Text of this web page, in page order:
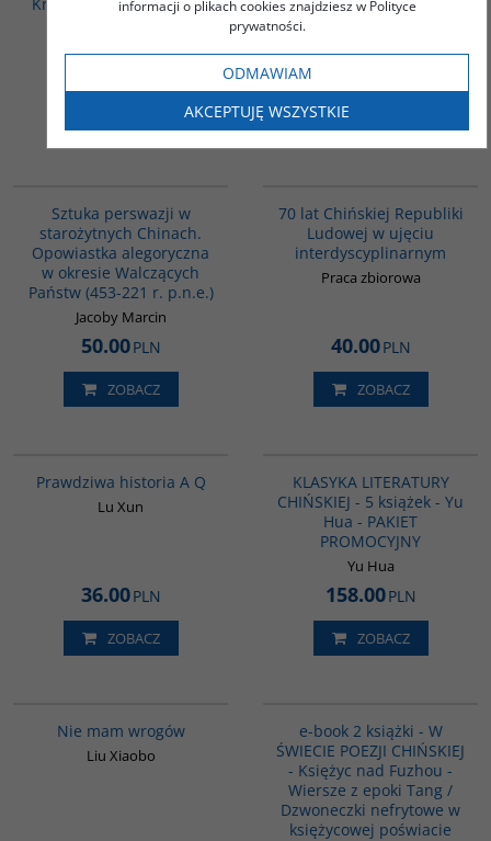
Sztuka perswazji w
starożytnych Chinach.
Opowiastka alegoryczna
w okresie Walczących
Państw (453-221 r. p.n.e.)
Jacoby Marcin
50.00PLN
ZOBACZ
70 lat Chińskiej Republiki
Ludowej w ujęciu
interdyscyplinarnym
Praca zbiorowa
40.00PLN
ZOBACZ
Prawdziwa historia A Q
Lu Xun
36.00PLN
ZOBACZ
KLASYKA LITERATURY
CHIŃSKIEJ - 5 książek - Yu
Hua - PAKIET
PROMOCYJNY
Yu Hua
158.00PLN
ZOBACZ
Nie mam wrogów
Liu Xiaobo
e-book 2 książki - W
ŚWIECIE POEZJI CHIŃSKIEJ
- Księżyc nad Fuzhou -
Wiersze z epoki Tang /
Dzwoneczki nefrytowe w
księżycowej poświacie
informacji o plikach cookies znajdziesz w Polityce
prywatności.
ODMAWIAM
AKCEPTUJĘ WSZYSTKIE